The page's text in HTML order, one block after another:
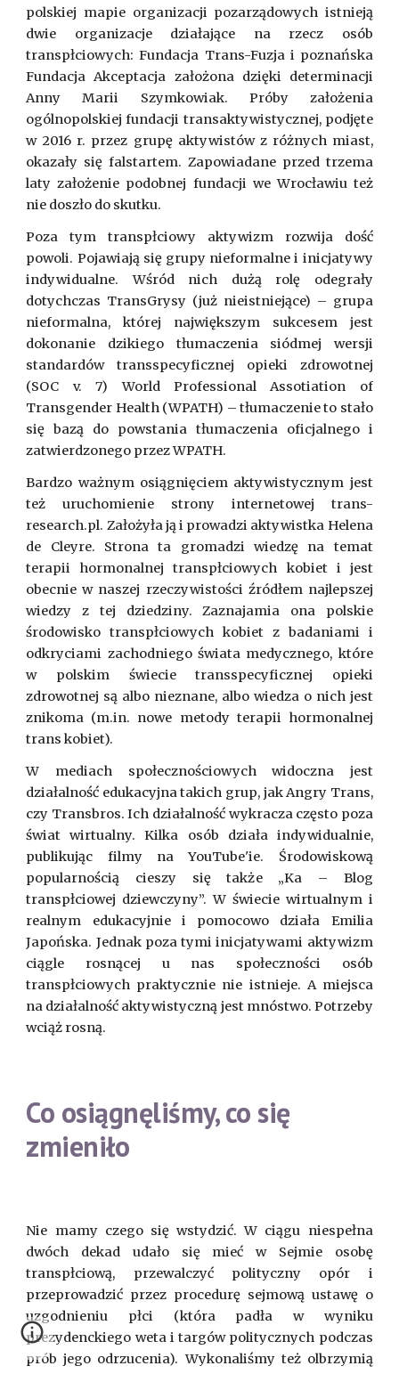
polskiej mapie organizacji pozarządowych istnieją
dwie organizacje działające na rzecz osób
transpłciowych: Fundacja Trans-Fuzja i poznańska
Fundacja Akceptacja założona dzięki determinacji
Anny Marii Szymkowiak. Próby założenia
ogólnopolskiej fundacji transaktywistycznej, podjęte
w 2016 r. przez grupę aktywistów z różnych miast,
okazały się falstartem. Zapowiadane przed trzema
laty założenie podobnej fundacji we Wrocławiu też
nie doszło do skutku.
Poza tym transpłciowy aktywizm rozwija dość
powoli. Pojawiają się grupy nieformalne i inicjatywy
indywidualne. Wśród nich dużą rolę odegrały
dotychczas TransGrysy (już nieistniejące) – grupa
nieformalna, której największym sukcesem jest
dokonanie dzikiego tłumaczenia siódmej wersji
standardów transspecyficznej opieki zdrowotnej
(SOC v. 7) World Professional Assotiation of
Transgender Health (WPATH) – tłumaczenie to stało
się bazą do powstania tłumaczenia oficjalnego i
zatwierdzonego przez WPATH.
Bardzo ważnym osiągnięciem aktywistycznym jest
też uruchomienie strony internetowej trans-
research.pl. Założyła ją i prowadzi aktywistka Helena
de Cleyre. Strona ta gromadzi wiedzę na temat
terapii hormonalnej transpłciowych kobiet i jest
obecnie w naszej rzeczywistości źródłem najlepszej
wiedzy z tej dziedziny. Zaznajamia ona polskie
środowisko transpłciowych kobiet z badaniami i
odkryciami zachodniego świata medycznego, które
w polskim świecie transspecyficznej opieki
zdrowotnej są albo nieznane, albo wiedza o nich jest
znikoma (m.in. nowe metody terapii hormonalnej
trans kobiet).
W mediach społecznościowych widoczna jest
działalność edukacyjna takich grup, jak Angry Trans,
czy Transbros. Ich działalność wykracza często poza
świat wirtualny. Kilka osób działa indywidualnie,
publikując filmy na YouTube'ie. Środowiskową
popularnością cieszy się także „Ka – Blog
transpłciowej dziewczyny”. W świecie wirtualnym i
realnym edukacyjnie i pomocowo działa Emilia
Japońska. Jednak poza tymi inicjatywami aktywizm
ciągle rosnącej u nas społeczności osób
transpłciowych praktycznie nie istnieje. A miejsca
na działalność aktywistyczną jest mnóstwo. Potrzeby
wciąż rosną.
Co osiągnęliśmy, co się
zmieniło
Nie mamy czego się wstydzić. W ciągu niespełna
dwóch dekad udało się mieć w Sejmie osobę
transpłciową, przewalczyć polityczny opór i
przeprowadzić przez procedurę sejmową ustawę o
uzgodnieniu płci (która padła w wyniku
prezydenckiego weta i targów politycznych podczas
prób jego odrzucenia). Wykonaliśmy też olbrzymią